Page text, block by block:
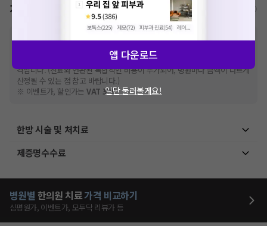
가격표 비급여/급여 진료란?
※비급여 항목의 경우,추가비용 등으로 실제 가격과 상이할 수 있으니, 정확
한 가격은 해당 의료기관에 직접 문의해주세요.
건강보험심사평가원에 고지되어 있는 급여 진료 기준 가
격입니다. (진료와 연관된 복합적인 비용이 추가되어, 병원마다 금액이 다르게
산정될 수 있는 점 참고 바랍니다.)
※ 이벤트가, 할인가는VAT 포함
한방 시술 및 처치료
제증명수수료
병원별 한의원 치료가격 비교하기
심평원가, 이벤트가, 모두닥 리뷰가 등
앱 다운로드
일단 둘러볼게요!